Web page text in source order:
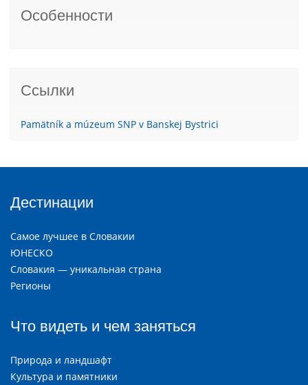
Особенности
Ссылки
Pamätník a múzeum SNP v Banskej Bystrici
Дестинации
Самое лучшее в Словакии
ЮНЕСКО
Словакия — уникальная страна
Регионы
Что видеть и чем заняться
Природа и ландшафт
Культура и памятники